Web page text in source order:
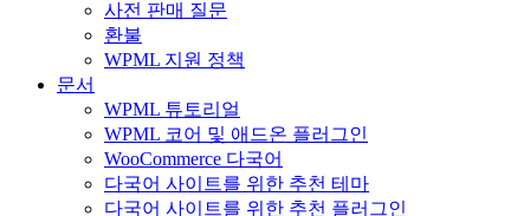
사전 판매 질문
환불
WPML 지원 정책
문서
WPML 튜토리얼
WPML 코어 및 애드온 플러그인
WooCommerce 다국어
다국어 사이트를 위한 추천 테마
다국어 사이트를 위한 추천 플러그인